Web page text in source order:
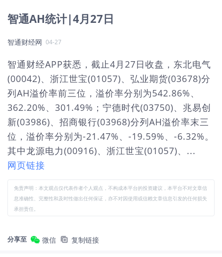
智通AH统计|4月27日
智通财经网 04-27
智通财经APP获悉，截止4月27日收盘，东北电气
(00042)、浙江世宝(01057)、弘业期货(03678)分
列AH溢价率前三位，溢价率分别为542.86%、
362.20%、301.49%；宁德时代(03750)、兆易创
新(03986)、招商银行(03968)分列AH溢价率末三
位，溢价率分别为-21.47%、-19.59%、-6.32%。
其中龙源电力(00916)、浙江世宝(01057)、...
网页链接
免责声明：本文观点仅代表作者个人观点，不构成本平台的投资建议，本平台不对文章信
息准确性、完整性和及时性做出任何保证，亦不对因使用或信赖文章信息引发的任何损失
承担责任。
分享至 微信 复制链接